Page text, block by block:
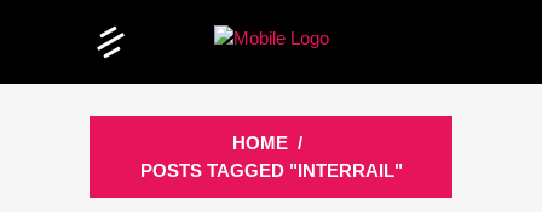
HOME /
POSTS TAGGED "INTERRAIL"